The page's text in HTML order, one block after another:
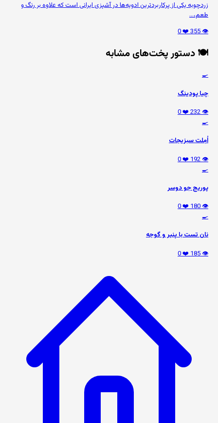
زردچوبه یکی از پرکاربردترین ادویه‌ها در آشپزی ایرانی است که علاوه بر رنگ و
طعم،...
👁️ 355
❤️ 0
🍽️ دستور پخت‌های مشابه
🍳
چیا پودینگ
👁️ 232
❤️ 0
🍳
اُمِلت سبزیجات
👁️ 192
❤️ 0
🍳
پوریج جو دوسر
👁️ 180
❤️ 0
🍳
نان تست با پنیر و گوجه
👁️ 185
❤️ 0